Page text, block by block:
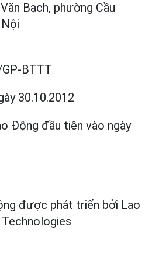
Bạch, phường Cầu
BTTT
30.10.2012
Động đầu tiên vào ngày
được phát triển bởi Lao